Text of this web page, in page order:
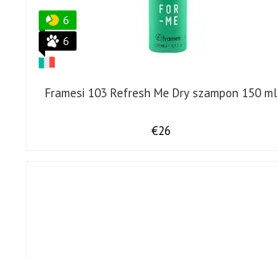
6
6
Framesi 103 Refresh Me Dry szampon 150 ml
€26